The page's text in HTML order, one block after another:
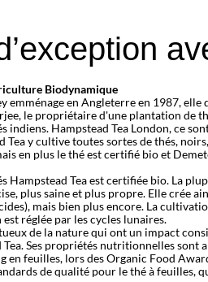
Biodynamique
emménage en Angleterre en 1987,
le propriétaire d'une plantation de
indiens. Hampstead Tea London, ce
Tea y cultive toutes sortes de thés,
en plus le thé est certifié bio et
Hampstead Tea est certifiée bio. La
plus saine et plus propre. Elle crée
mais bien plus encore. La
est réglée par les cycles lunaires.
de la nature qui ont un impact
Ses propriétés nutritionnelles sont
en feuilles, lors des Organic Food
de qualité pour le thé à feuilles,